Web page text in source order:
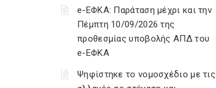
e-ΕΦΚΑ: Παράταση μέχρι και την
Πέμπτη 10/09/2026 της
προθεσμίας υποβολής ΑΠΔ του
e-ΕΦΚΑ
Ψηφίστηκε το νομοσχέδιο με τις